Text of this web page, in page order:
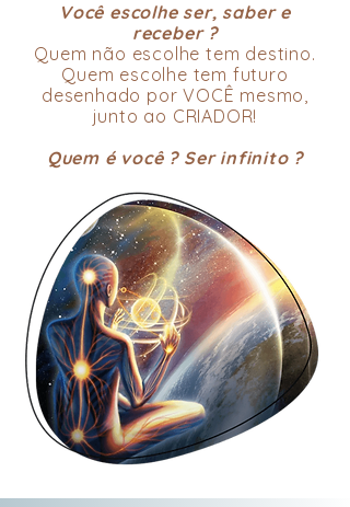
Você escolhe ser, saber e
receber ?
Quem não escolhe tem destino.
Quem escolhe tem futuro
desenhado por VOCÊ mesmo,
junto ao CRIADOR!
Quem é você ? Ser infinito ?